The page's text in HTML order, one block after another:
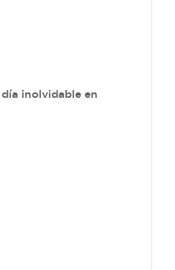
inolvidable en